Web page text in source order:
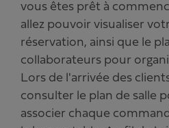
vous êtes prêt à
allez pouvoir visualiser
réservation, ainsi que le
collaborateurs pour
Lors de l'arrivée des
consulter le plan de salle
associer chaque